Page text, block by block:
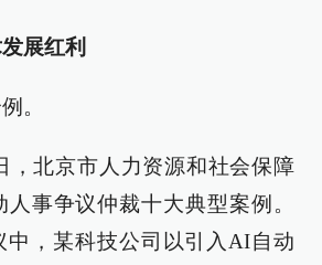
展红利
。
，北京市人力资源和社会保障
人事争议仲裁十大典型案例。
中，某科技公司以引入AI自动